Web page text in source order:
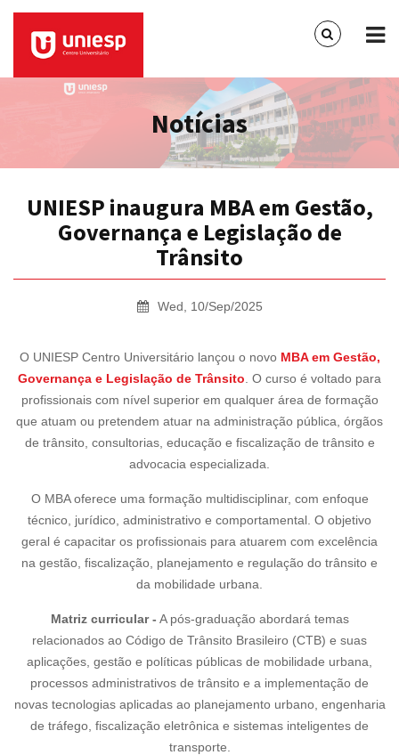
Notícias
UNIESP inaugura MBA em Gestão,
Governança e Legislação de
Trânsito
Wed, 10/Sep/2025
O UNIESP Centro Universitário lançou o novo MBA em Gestão,
Governança e Legislação de Trânsito . O curso é voltado para
profissionais com nível superior em qualquer área de formação
que atuam ou pretendem atuar na administração pública, órgãos
de trânsito, consultorias, educação e fiscalização de trânsito e
advocacia especializada.
O MBA oferece uma formação multidisciplinar, com enfoque
técnico, jurídico, administrativo e comportamental. O objetivo
geral é capacitar os profissionais para atuarem com excelência
na gestão, fiscalização, planejamento e regulação do trânsito e
da mobilidade urbana.
Matriz curricular - A pós-graduação abordará temas
relacionados ao Código de Trânsito Brasileiro (CTB) e suas
aplicações, gestão e políticas públicas de mobilidade urbana,
processos administrativos de trânsito e a implementação de
novas tecnologias aplicadas ao planejamento urbano, engenharia
de tráfego, fiscalização eletrônica e sistemas inteligentes de
transporte.